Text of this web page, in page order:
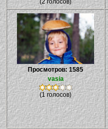
(2 голосов)
Просмотров: 1585
vasia
(1 голосов)